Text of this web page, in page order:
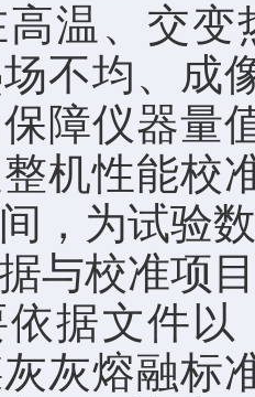
温、交
不均、成
障仪器量
机性能校
，为试验
与校准项
依据文件
灰熔融标